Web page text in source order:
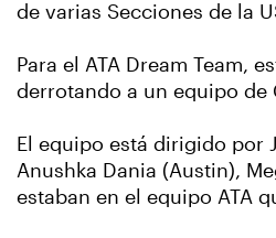
de varias Secciones de la
Para el ATA Dream Team,
derrotando a un equipo de
El equipo está dirigido por
Anushka Dania (Austin),
estaban en el equipo ATA